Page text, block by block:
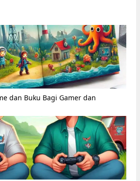
dan Buku Bagi Gamer dan